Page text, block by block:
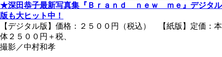
★深田恭子最新写真集『Ｂｒａｎｄ ｎｅｗ ｍｅ』デジタル
版も大ヒット中！
【デジタル版】価格：２５００円（税込） 【紙版】定価：本
体２５００円＋税、
撮影／中村和孝